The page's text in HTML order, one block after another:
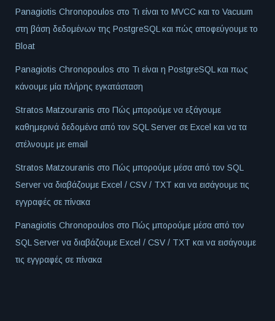
Panagiotis Chronopoulos στο Τι είναι το MVCC και το Vacuum
στη βάση δεδομένων της PostgreSQL και πώς αποφεύγουμε το
Bloat
Panagiotis Chronopoulos στο Τι είναι η PostgreSQL και πως
κάνουμε μία πλήρης εγκατάσταση
Stratos Matzouranis στο Πώς μπορούμε να εξάγουμε
καθημερινά δεδομένα από τον SQL Server σε Excel και να τα
στέλνουμε με email
Stratos Matzouranis στο Πώς μπορούμε μέσα από τον SQL
Server να διαβάζουμε Excel / CSV / TXT και να εισάγουμε τις
εγγραφές σε πίνακα
Panagiotis Chronopoulos στο Πώς μπορούμε μέσα από τον
SQL Server να διαβάζουμε Excel / CSV / TXT και να εισάγουμε
τις εγγραφές σε πίνακα